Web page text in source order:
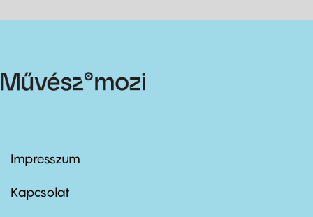
Footer
first
Impresszum
Kapcsolat